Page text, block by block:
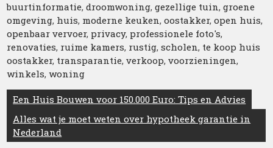
buurtinformatie,droomwoning,gezellige tuin,groene
omgeving, huis, moderne keuken,oostakker,open huis,
openbaar vervoer, privacy, professionele foto's,
renovaties, ruime kamers, rustig,scholen, te koop huis
oostakker, transparantie,verkoop,voorzieningen,
winkels,woning
Berichtnavigatie
Een Huis Bouwen voor 150.000 Euro: Tips en Advies
Alles wat je moet weten over hypotheek garantie in
Nederland